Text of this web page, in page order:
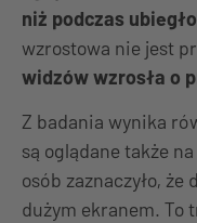
niż podczas
wzrostowa nie jest
widzów wzrosła o
Z badania wynika
są oglądane także
osób zaznaczyło,
dużym ekranem. To